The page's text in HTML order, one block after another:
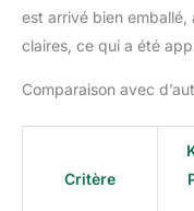
est arrivé bien
claires, ce qui a été
Comparaison avec
Critère